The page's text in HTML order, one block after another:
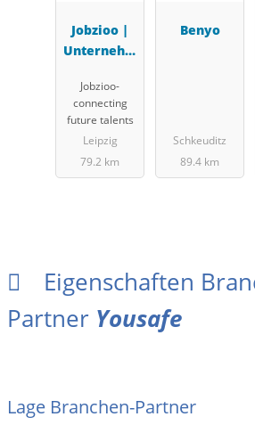
Jobzioo |
Unternehm
MEDICA
GRUPPE
Jobzioo-
connecting
future talents
Leipzig
79.2 km
Benyo
Schkeuditz
89.4 km
Eigenschaften
Partner Yousafe
Lage Branchen-Partner